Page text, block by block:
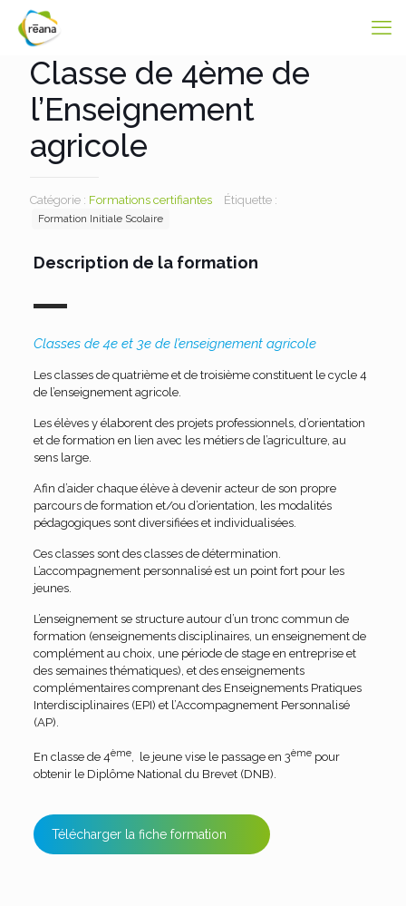
Classe de 4ème de
l’Enseignement
agricole
Catégorie : Formations certifiantes Étiquette :
Formation Initiale Scolaire
Description de la formation
Classes de 4e et 3e de l’enseignement agricole
Les classes de quatrième et de troisième constituent le cycle 4
de l’enseignement agricole.
Les élèves y élaborent des projets professionnels, d’orientation
et de formation en lien avec les métiers de l’agriculture, au
sens large.
Afin d’aider chaque élève à devenir acteur de son propre
parcours de formation et/ou d’orientation, les modalités
pédagogiques sont diversifiées et individualisées.
Ces classes sont des classes de détermination.
L’accompagnement personnalisé est un point fort pour les
jeunes.
L’enseignement se structure autour d’un tronc commun de
formation (enseignements disciplinaires, un enseignement de
complément au choix, une période de stage en entreprise et
des semaines thématiques), et des enseignements
complémentaires comprenant des Enseignements Pratiques
Interdisciplinaires (EPI) et l’Accompagnement Personnalisé
(AP).
En classe de 4ème, le jeune vise le passage en 3èmepour
obtenir le Diplôme National du Brevet (DNB).
Télécharger la fiche formation